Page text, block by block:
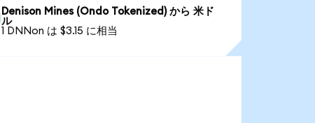
Denison Mines (Ondo Tokenized) から 米ド
ル
1 DNNon は $3.15 に相当